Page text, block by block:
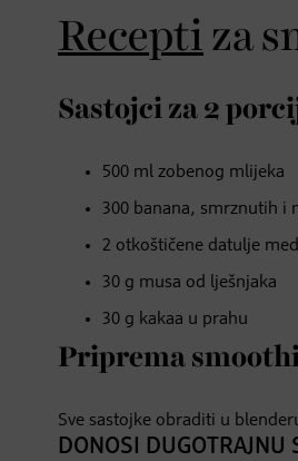
Recepti za
Sastojci za 2
500 ml zobenog mlijeka
300 banana, smrznutih i
2 otkoštičene datulje
30 g musa od lješnjaka
30 g kakaa u prahu
Priprema
Sve sastojke obraditi u
DONOSI DUGOTRAJNU